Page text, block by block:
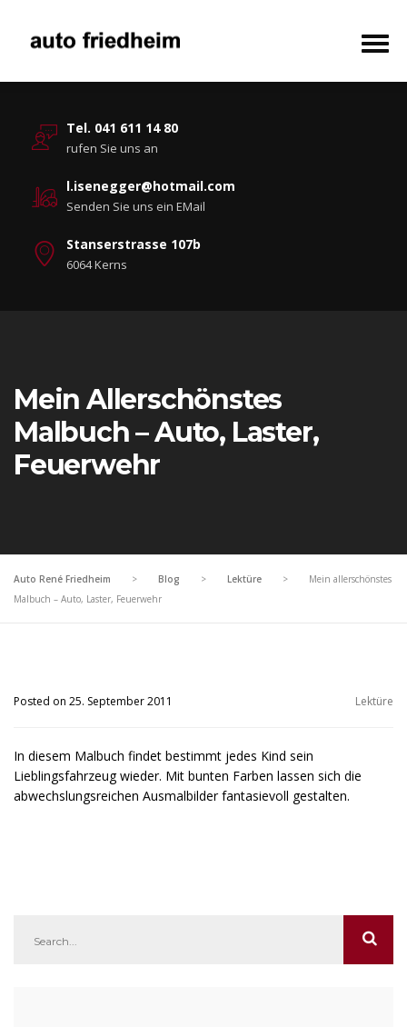
Tel. 041 611 14 80
rufen Sie uns an
l.isenegger@hotmail.com
Senden Sie uns ein EMail
Stanserstrasse 107b
6064 Kerns
Mein Allerschönstes
Malbuch – Auto, Laster,
Feuerwehr
Auto René Friedheim > Blog > Lektüre >
Mein allerschönstes
Malbuch – Auto, Laster, Feuerwehr
Posted on 25. September 2011 Lektüre
In diesem Malbuch findet bestimmt jedes Kind sein
Lieblingsfahrzeug wieder. Mit bunten Farben lassen sich die
abwechslungsreichen Ausmalbilder fantasievoll gestalten.